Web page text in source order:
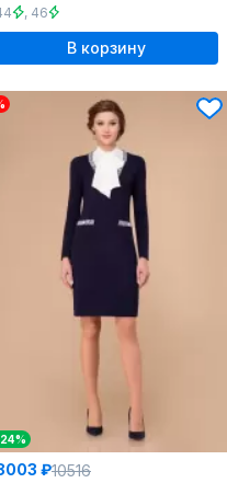
, 46
В корзину
₽10516